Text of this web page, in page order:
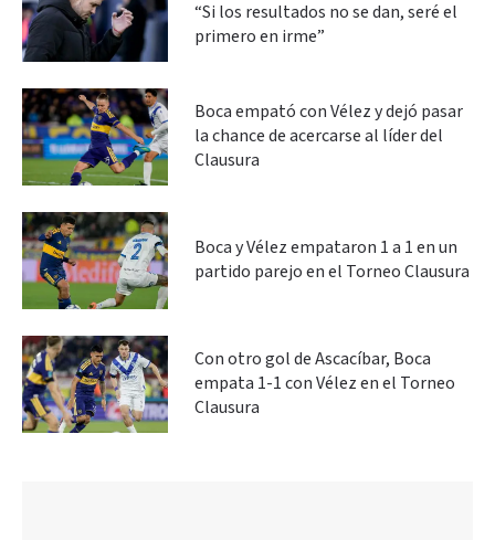
“Si los resultados no se dan, seré el
primero en irme”
Boca empató con Vélez y dejó pasar
la chance de acercarse al líder del
Clausura
Boca y Vélez empataron 1 a 1 en un
partido parejo en el Torneo Clausura
Con otro gol de Ascacíbar, Boca
empata 1-1 con Vélez en el Torneo
Clausura